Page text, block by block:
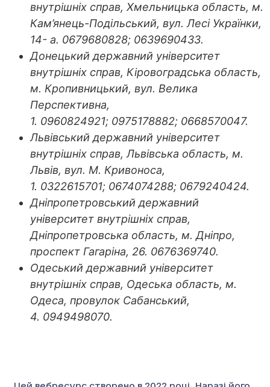
внутрішніх справ, Хмельницька область, м.
Кам’янець-Подільський, вул. Лесі Українки,
14- а. 0679680828; 0639690433.
Донецький державний університет
внутрішніх справ, Кіровоградська область,
м. Кропивницький, вул. Велика
Перспективна,
1. 0960824921; 0975178882; 0668570047.
Львівський державний університет
внутрішніх справ, Львівська область, м.
Львів, вул. М. Кривоноса,
1. 0322615701; 0674074288; 0679240424.
Дніпропетровський державний
університет внутрішніх справ,
Дніпропетровська область, м. Дніпро,
проспект Гагаріна, 26. 0676369740.
Одеський державний університет
внутрішніх справ, Одеська область, м.
Одеса, провулок Сабанський,
4. 0949498070.